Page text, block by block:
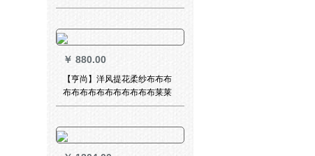
ート遮光日光房天井天井天井
￥ 880.00
【亨尚】洋风提花柔纱布布布
布布布布布布布布布布布莱莱
莱莱莱莱莱莱莱莱莱莱莱莱莱
莱莱莱莱莱莱莱莱莱莱莱莱莱
拉イン书房リンのレインファ